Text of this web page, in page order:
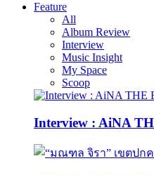
Feature
All
Album Review
Interview
Music Insight
My Space
Scoop
Interview : AiNA